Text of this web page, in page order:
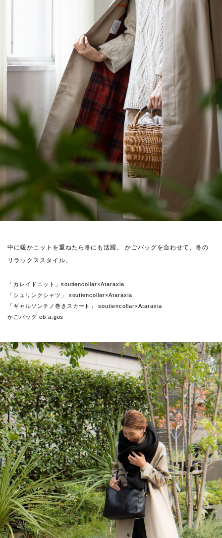
中に暖かニットを重ねたら冬にも活躍。 かごバッグを合わせて、冬の
リラックススタイル。
「カレイドニット」soutiencollar×Ataraxia
「シュリンクシャツ」 soutiencollar×Ataraxia
「ギャルソンチノ巻きスカート」 soutiencollar×Ataraxia
かごバッグ eb.a.gos